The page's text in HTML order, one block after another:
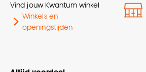
Vind jouw Kwantum winkel
Winkels en
openingstijden